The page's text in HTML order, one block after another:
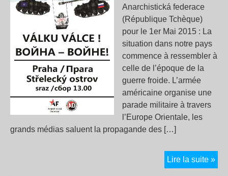
Anarchistická federace
(République Tchèque)
pour le 1er Mai 2015 : La
situation dans notre pays
commence à ressembler à
celle de l’époque de la
guerre froide. L’armée
américaine organise une
parade militaire à travers
l’Europe Orientale, les
grands médias saluent la propagande des […]
Lire la suite »
: